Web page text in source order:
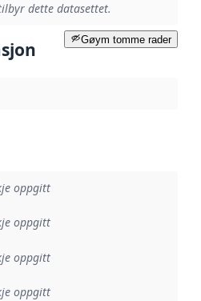
dette datasettet.
Gøym tomme rader
oppgitt
oppgitt
oppgitt
oppgitt